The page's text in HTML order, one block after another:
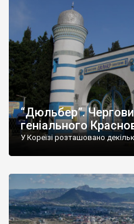
“Дюльбер”.
геніального
У Кореїзі розташовано